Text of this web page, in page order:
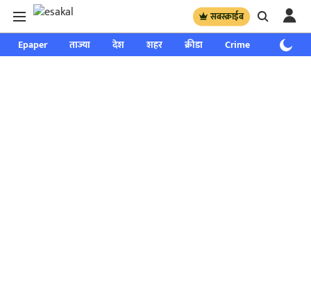
सबस्क्राईब
Epaper ताज्या देश शहर क्रीडा Crime साप्ताहिक